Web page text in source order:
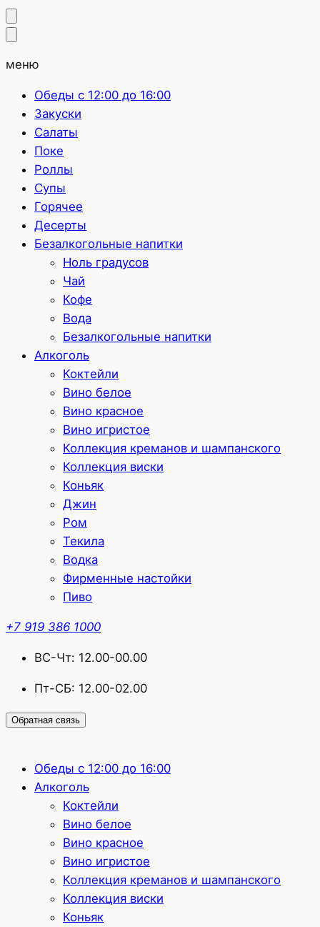
меню
Обеды с 12:00 до 16:00
Закуски
Салаты
Поке
Роллы
Супы
Горячее
Десерты
Безалкогольные напитки
Ноль градусов
Чай
Кофе
Вода
Безалкогольные напитки
Алкоголь
Коктейли
Вино белое
Вино красное
Вино игристое
Коллекция креманов и шампанского
Коллекция виски
Коньяк
Джин
Ром
Текила
Водка
Фирменные настойки
Пиво
+7 919 386 1000
ВС-Чт: 12.00-00.00
Пт-СБ: 12.00-02.00
Обратная связь
Обеды с 12:00 до 16:00
Алкоголь
Коктейли
Вино белое
Вино красное
Вино игристое
Коллекция креманов и шампанского
Коллекция виски
Коньяк